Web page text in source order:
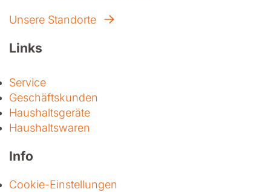
Unsere Standorte
Links
Service
Geschäftskunden
Haushaltsgeräte
Haushaltswaren
Info
Cookie-Einstellungen